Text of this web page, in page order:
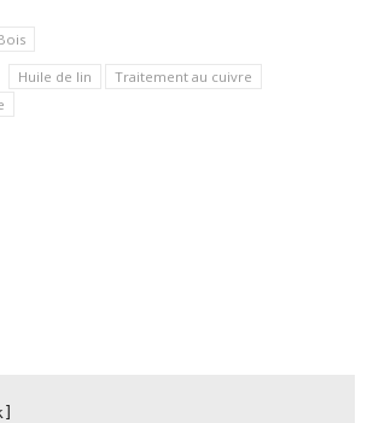
Huile de lin
Traitement au cuivre